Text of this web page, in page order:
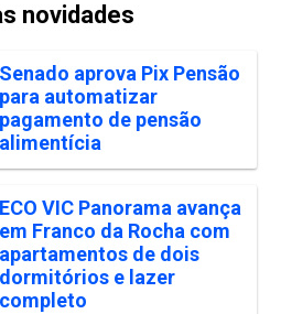
novidades
Senado aprova Pix Pensão
para automatizar
pagamento de pensão
alimentícia
ECO VIC Panorama avança
em Franco da Rocha com
apartamentos de dois
dormitórios e lazer
completo